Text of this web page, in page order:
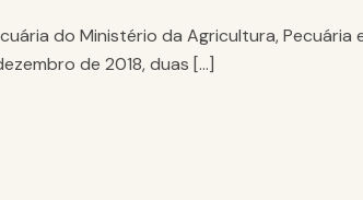
do Ministério da Agricultura, Pecuária
de 2018, duas […]